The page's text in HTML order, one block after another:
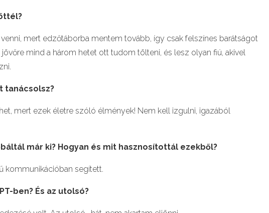
ttél?
mert edzőtáborba mentem tovább, így csak felszínes barátságot
mind a három hetet ott tudom tölteni, és lesz olyan fiú, akivel
tanácsolsz?
mert ezek életre szóló élmények! Nem kell izgulni, igazából
báltál már ki? Hogyan és mit hasznosítottál ezekből?
kommunikációban segített.
ben? És az utolsó?